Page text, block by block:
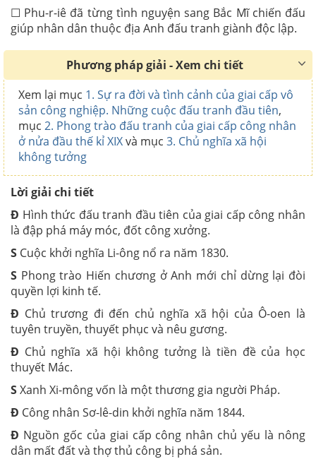
☐ Phu-r-iê đã từng tình nguyện sang Bắc Mĩ chiến đấu
giúp nhân dân thuộc địa Anh đấu tranh giành độc lập.
Phương pháp giải - Xem chi tiết
Xem lại mục 1. Sự ra đời và tình cảnh của giai cấp vô
sản công nghiệp. Những cuộc đấu tranh đầu tiên,
mục 2. Phong trào đấu tranh của giai cấp công nhân
ở nửa đầu thế kỉ XIXvà mục 3. Chủ nghĩa xã hội
không tưởng
Lời giải chi tiết
Đ Hình thức đấu tranh đầu tiên của giai cấp công nhân
là đập phá máy móc, đốt công xưởng.
S Cuộc khởi nghĩa Li-ông nổ ra năm 1830.
S Phong trào Hiến chương ở Anh mới chỉ dừng lại đòi
quyền lợi kinh tế.
Đ Chủ trương đi đến chủ nghĩa xã hội của Ô-oen là
tuyên truyền, thuyết phục và nêu gương.
Đ Chủ nghĩa xã hội không tưởng là tiền đề của học
thuyết Mác.
SXanh Xi-mông vốn là một thương gia người Pháp.
Đ Công nhân Sơ-lê-din khởi nghĩa năm 1844.
Đ Nguồn gốc của giai cấp công nhân chủ yếu là nông
dân mất đất và thợ thủ công bị phá sản.